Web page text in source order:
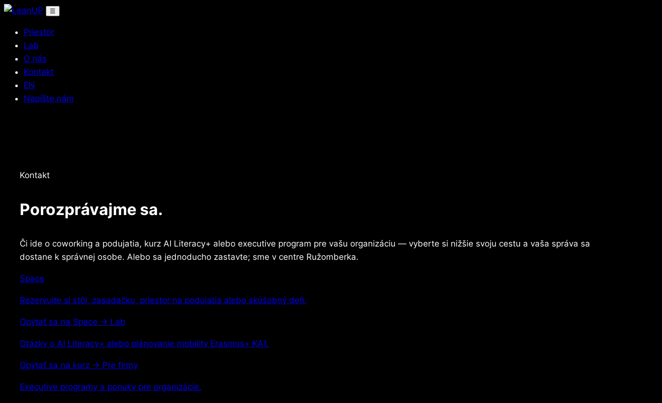
☰
Priestor
Lab
O nás
Kontakt
EN
Napíšte nám
Kontakt
Porozprávajme sa.
Či ide o coworking a podujatia, kurz AI Literacy+ alebo executive program pre vašu organizáciu — vyberte si nižšie svoju cestu a vaša správa sa
dostane k správnej osobe. Alebo sa jednoducho zastavte; sme v centre Ružomberka.
Space
Rezervujte si stôl, zasadačku, priestor na podujatia alebo skúšobný deň.
Opýtať sa na Space → Lab
Otázky o AI Literacy+ alebo plánovanie mobility Erasmus+ KA1.
Opýtať sa na kurz → Pre firmy
Executive programy a ponuky pre organizácie.